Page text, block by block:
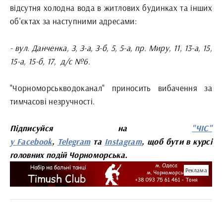
відсутня холодна вода в житлових будинках та інших
об'єктах за наступними адресами:
- вул. Данченка, З, З-а, З-б, 5, 5-а, пр. Миру, 11, 13-а, 15,
15-а, 15-б, 17, д/с №6.
"Чорноморськводоканал" приносить вибачення за
тимчасові незручності.
Підписуйся на
"ЧІС"
у Facebook, Telegram та Instagram, щоб бути в курсі
головних подій Чорноморська.
Реклама